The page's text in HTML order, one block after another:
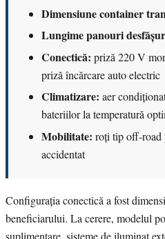
Dimensiune container
Lungime panouri
Conectică: priză 220 V
priză încărcare auto electric
Climatizare: aer
bateriilor la temperatură
Mobilitate: roți tip off-road
accidentat
Configurația conectică a fost
beneficiarului. La cerere, modelul
suplimentare, sisteme de iluminat